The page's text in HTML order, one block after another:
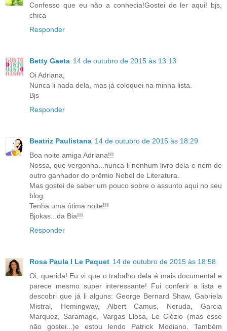
Confesso que eu não a conhecia!Gostei de ler aqui! bjs,
chica
Responder
Betty Gaeta 14 de outubro de 2015 às 13:13
Oi Adriana,
Nunca li nada dela, mas já coloquei na minha lista.
Bjs
Responder
Beatriz Paulistana 14 de outubro de 2015 às 18:29
Boa noite amiga Adriana!!!
Nossa, que vergonha...nunca li nenhum livro dela e nem de
outro ganhador do prêmio Nobel de Literatura.
Mas gostei de saber um pouco sobre o assunto aqui no seu
blog.
Tenha uma ótima noite!!!
Bjokas...da Bia!!!
Responder
Rosa Paula I Le Paquet 14 de outubro de 2015 às 18:58
Oi, querida! Eu vi que o trabalho dela é mais documental e
parece mesmo super interessante! Fui conferir a lista e
descobri que já li alguns: George Bernard Shaw, Gabriela
Mistral, Hemingway, Albert Camus, Neruda, Garcia
Marquez, Saramago, Vargas Llosa, Le Clézio (mas esse
não gostei...)e estou lendo Patrick Modiano. Também